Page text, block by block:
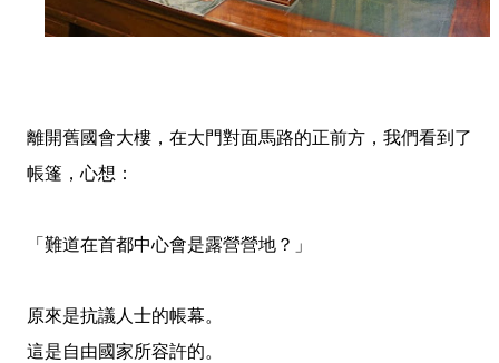
離開舊國會大樓，在大門對面馬路的正前方，我們看到了
帳篷，心想：
「難道在首都中心會是露營營地？」
原來是抗議人士的帳幕。
這是自由國家所容許的。